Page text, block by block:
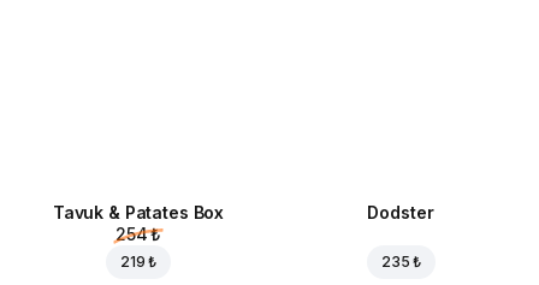
Tavuk & Patates Box
254 ₺
219 ₺
Dodster
235 ₺